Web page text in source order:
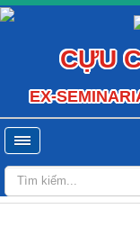
CỰU
EX-